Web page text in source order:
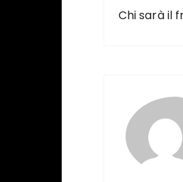
Chi sarà il